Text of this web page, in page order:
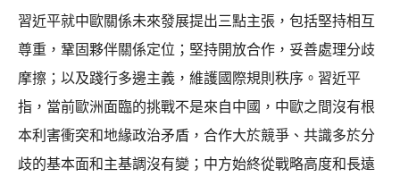
習近平就中歐關係未來發展提出三點主張，包括堅持相互
尊重，鞏固夥伴關係定位；堅持開放合作，妥善處理分歧
摩擦；以及踐行多邊主義，維護國際規則秩序。習近平
指，當前歐洲面臨的挑戰不是來自中國，中歐之間沒有根
本利害衝突和地緣政治矛盾，合作大於競爭、共識多於分
歧的基本面和主基調沒有變；中方始終從戰略高度和長遠